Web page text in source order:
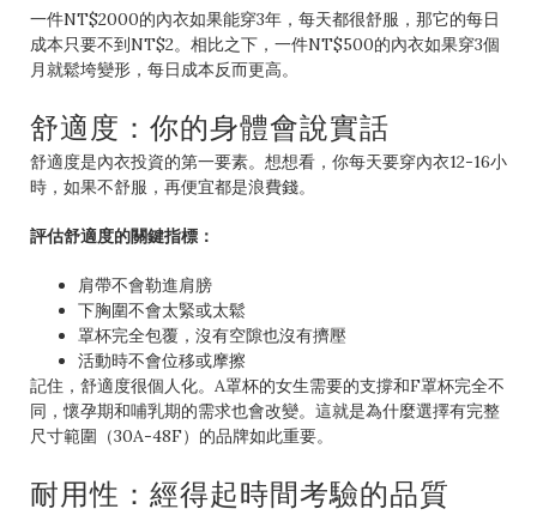
一件NT$2000的內衣如果能穿3年，每天都很舒服，那它的每日
成本只要不到NT$2。相比之下，一件NT$500的內衣如果穿3個
月就鬆垮變形，每日成本反而更高。
舒適度：你的身體會說實話
舒適度是內衣投資的第一要素。想想看，你每天要穿內衣12-16小
時，如果不舒服，再便宜都是浪費錢。
評估舒適度的關鍵指標：
肩帶不會勒進肩膀
下胸圍不會太緊或太鬆
罩杯完全包覆，沒有空隙也沒有擠壓
活動時不會位移或摩擦
記住，舒適度很個人化。A罩杯的女生需要的支撐和F罩杯完全不
同，懷孕期和哺乳期的需求也會改變。這就是為什麼選擇有完整
尺寸範圍（30A-48F）的品牌如此重要。
耐用性：經得起時間考驗的品質